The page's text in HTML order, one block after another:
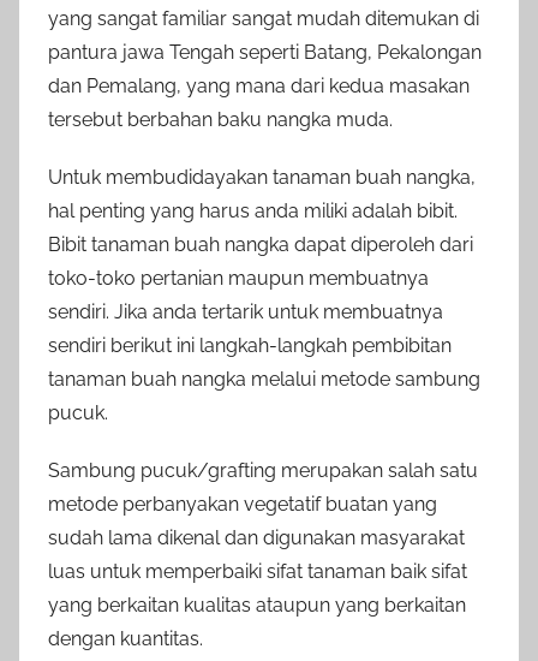
yang sangat familiar sangat mudah ditemukan di
pantura jawa Tengah seperti Batang, Pekalongan
dan Pemalang, yang mana dari kedua masakan
tersebut berbahan baku nangka muda.
Untuk membudidayakan tanaman buah nangka,
hal penting yang harus anda miliki adalah bibit.
Bibit tanaman buah nangka dapat diperoleh dari
toko-toko pertanian maupun membuatnya
sendiri. Jika anda tertarik untuk membuatnya
sendiri berikut ini langkah-langkah pembibitan
tanaman buah nangka melalui metode sambung
pucuk.
Sambung pucuk/grafting merupakan salah satu
metode perbanyakan vegetatif buatan yang
sudah lama dikenal dan digunakan masyarakat
luas untuk memperbaiki sifat tanaman baik sifat
yang berkaitan kualitas ataupun yang berkaitan
dengan kuantitas.